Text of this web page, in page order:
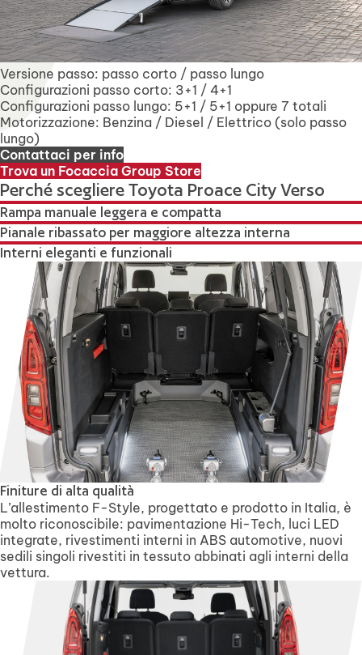
Versione passo: passo corto / passo lungo
Configurazioni passo corto: 3+1 / 4+1
Configurazioni passo lungo: 5+1 / 5+1 oppure 7 totali
Motorizzazione: Benzina / Diesel / Elettrico (solo passo
lungo)
Contattaci per info
Trova un Focaccia Group Store
Perché scegliere Toyota Proace City Verso
Rampa manuale leggera e compatta
Pianale ribassato per maggiore altezza interna
Interni eleganti e funzionali
Finiture di alta qualità
L’allestimento F-Style, progettato e prodotto in Italia, è
molto riconoscibile: pavimentazione Hi-Tech, luci LED
integrate, rivestimenti interni in ABS automotive, nuovi
sedili singoli rivestiti in tessuto abbinati agli interni della
vettura.